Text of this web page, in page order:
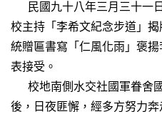
民國九十八年三月三十一
校主持「李希文紀念步道」
統贈匾書寫「仁風化雨」褒
表接受。
校地南側水交社國軍眷舍
後，日夜匪懈，經多方努力